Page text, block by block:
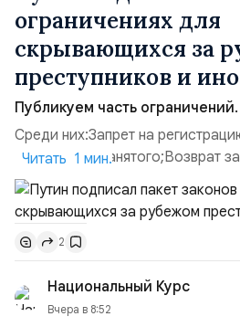
ограничениях для
скрывающихся за
преступников и
Публикуем часть ограничений.
Среди них:Запрет на
ИП или самозанятого;Возврат
недвижимости на кадастровый
водительских прав;Запрет
средств и на заключение сделок
доверенности;Отказ в
договора, предоставлении
муниципальных услуг онл...
Читать 1 мин.
2
Национальный Курс
Вчера в 8:52